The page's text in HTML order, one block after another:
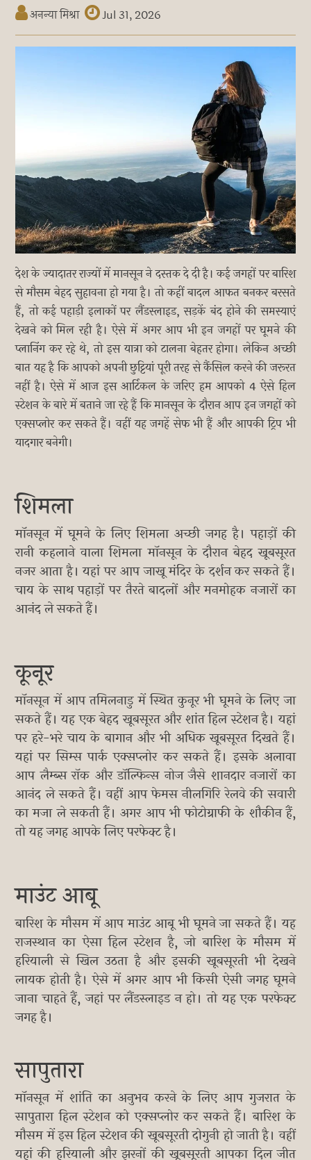
अनन्या मिश्रा Jul 31, 2026
देश के ज्यादातर राज्यों में मानसून ने दस्तक दे दी है। कई जगहों पर बारिश
से मौसम बेहद सुहावना हो गया है। तो कहीं बादल आफत बनकर बरसते
हैं, तो कई पहाड़ी इलाकों पर लैंडस्लाइड, सड़कें बंद होने की समस्याएं
देखने को मिल रही है। ऐसे में अगर आप भी इन जगहों पर घूमने की
प्लानिंग कर रहे थे, तो इस यात्रा को टालना बेहतर होगा। लेकिन अच्छी
बात यह है कि आपको अपनी छुट्टियां पूरी तरह से कैंसिल करने की जरूरत
नहीं है। ऐसे में आज इस आर्टिकल के जरिए हम आपको 4 ऐसे हिल
स्टेशन के बारे में बताने जा रहे हैं कि मानसून के दौरान आप इन जगहों को
एक्सप्लोर कर सकते हैं। वहीं यह जगहें सेफ भी हैं और आपकी ट्रिप भी
यादगार बनेगी।
शिमला
मॉनसून में घूमने के लिए शिमला अच्छी जगह है। पहाड़ों की
रानी कहलाने वाला शिमला मॉनसून के दौरान बेहद खूबसूरत
नजर आता है। यहां पर आप जाखू मंदिर के दर्शन कर सकते हैं।
चाय के साथ पहाड़ों पर तैरते बादलों और मनमोहक नजारों का
आनंद ले सकते हैं।
कूनूर
मॉनसून में आप तमिलनाडु में स्थित कुनूर भी घूमने के लिए जा
सकते हैं। यह एक बेहद खूबसूरत और शांत हिल स्टेशन है। यहां
पर हरे-भरे चाय के बागान और भी अधिक खूबसूरत दिखते हैं।
यहां पर सिम्स पार्क एक्सप्लोर कर सकते हैं। इसके अलावा
आप लैम्ब्स रॉक और डॉल्फिन्स नोज जैसे शानदार नजारों का
आनंद ले सकते हैं। वहीं आप फेमस नीलगिरि रेलवे की सवारी
का मजा ले सकती हैं। अगर आप भी फोटोग्राफी के शौकीन हैं,
तो यह जगह आपके लिए परफेक्ट है।
माउंट आबू
बारिश के मौसम में आप माउंट आबू भी घूमने जा सकते हैं। यह
राजस्थान का ऐसा हिल स्टेशन है, जो बारिश के मौसम में
हरियाली से खिल उठता है और इसकी खूबसूरती भी देखने
लायक होती है। ऐसे में अगर आप भी किसी ऐसी जगह घूमने
जाना चाहते हैं, जहां पर लैंडस्लाइड न हो। तो यह एक परफेक्ट
जगह है।
सापुतारा
मॉनसून में शांति का अनुभव करने के लिए आप गुजरात के
सापुतारा हिल स्टेशन को एक्सप्लोर कर सकते हैं। बारिश के
मौसम में इस हिल स्टेशन की खूबसूरती दोगुनी हो जाती है। वहीं
यहां की हरियाली और झरनों की खूबसूरती आपका दिल जीत